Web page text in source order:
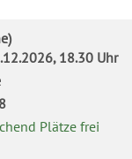
18.30 Uhr
Plätze frei